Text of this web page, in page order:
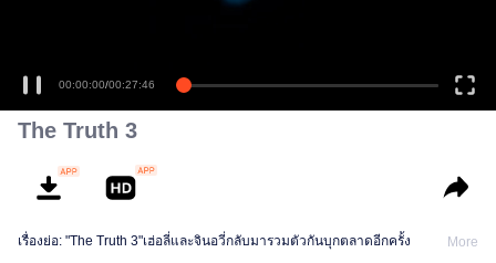
00:00:00/00:27:46
The Truth 3
เรื่องย่อ: "The Truth 3"เฮ่อลี่และจินอวี่กลับมารวมตัวกันบุกตลาดอีกครั้ง More